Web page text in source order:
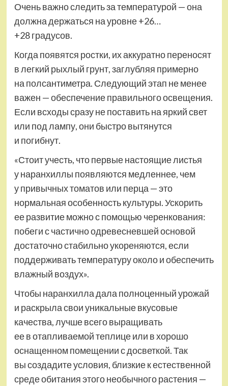
Очень важно следить за температурой — она
должна держаться на уровне +26…
+28 градусов.
Когда появятся ростки, их аккуратно переносят
в легкий рыхлый грунт, заглубляя примерно
на полсантиметра. Следующий этап не менее
важен — обеспечение правильного освещения.
Если всходы сразу не поставить на яркий свет
или под лампу, они быстро вытянутся
и погибнут.
«Стоит учесть, что первые настоящие листья
у наранхиллы появляются медленнее, чем
у привычных томатов или перца — это
нормальная особенность культуры. Ускорить
ее развитие можно с помощью черенкования:
побеги с частично одревесневшей основой
достаточно стабильно укореняются, если
поддерживать температуру около и обеспечить
влажный воздух».
Чтобы наранхилла дала полноценный урожай
и раскрыла свои уникальные вкусовые
качества, лучше всего выращивать
ее в отапливаемой теплице или в хорошо
оснащенном помещении с досветкой. Так
вы создадите условия, близкие к естественной
среде обитания этого необычного растения —